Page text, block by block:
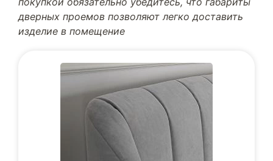
дверных проемов позволяют легко доставить
изделие в помещение